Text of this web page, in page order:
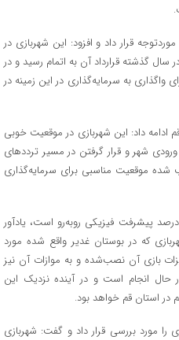
شهربازی ۷۲ تن قم را موردتوجه قرار داد و افزود: این شهربازی در
سال گذشته قرارداد آن به اتمام رسید و در
واگذاری به سرمایه‌گذاری در این زمینه در
ادامه داد: این شهربازی در موقعیت خوبی
شهر و قرار گرفتن در مسیر ترددهای
موقعیت مناسبی برای سرمایه‌گذاری
وی با بیان اینکه شهربازی غدیر نیز با ۴۰ درصد پیشرفت فیزیکی روبه‌رو است، یادآور
که در بوستان غدیر واقع شده مورد
بازی آن نصب‌شده و به موازات آن نیز
انجام است و در آینده نزدیک این
در استان قم خواهد بود.
مورد بررسی قرار داد و گفت: شهربازی